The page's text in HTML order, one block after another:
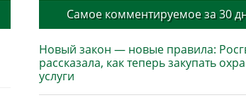
Самое комментируемое за 30
Новый закон — новые правила:
рассказала, как теперь закупать
услуги